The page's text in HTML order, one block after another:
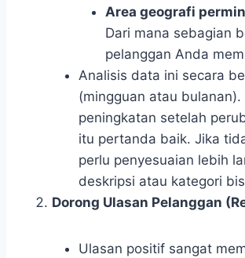
Area geografi
Dari mana sebagian
pelanggan Anda
Analisis data ini secara
(mingguan atau bulanan).
peningkatan setelah
itu pertanda baik. Jika
perlu penyesuaian lebih
deskripsi atau kategori
Dorong Ulasan Pelanggan
Ulasan positif sangat